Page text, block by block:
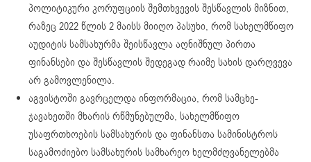
პოლიტიკური კორუფციის შემთხვევის შესწავლის მიზნით,
რაზეც 2022 წლის 2 მაისს მიიღო პასუხი, რომ სახელმწიფო
აუდიტის სამსახურმა შეისწავლა აღნიშნულ პირთა
ფინანსები და შესწავლის შედეგად რაიმე სახის დარღვევა
არ გამოვლენილა.
აგვისტოში გავრცელდა ინფორმაცია, რომ სამცხე-
ჯავახეთში მხარის რწმუნებულმა, სახელმწიფო
უსაფრთხოების სამსახურის და ფინანსთა სამინისტროს
საგამოძიებო სამსახურის სამხარეო ხელმძღვანელებმა